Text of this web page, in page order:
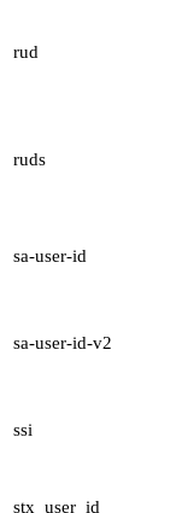
rud
ruds
sa-user-id
sa-user-id-v2
ssi
stx_user_id